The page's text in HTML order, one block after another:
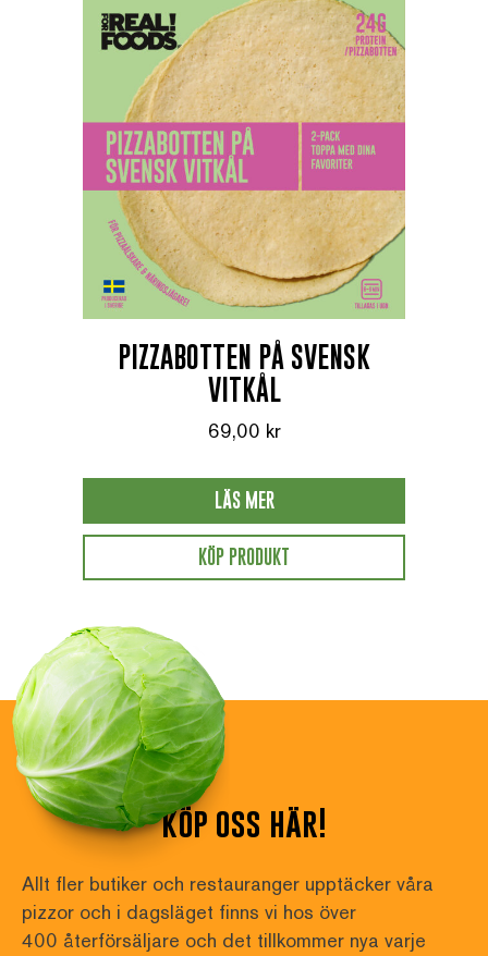
PIZZABOTTEN PÅ SVENSK
VITKÅL
69,00 kr
LÄS MER
KÖP PRODUKT
köp oss här!
Allt fler butiker och restauranger upptäcker våra
pizzor och i dagsläget finns vi hos över
400 återförsäljare och det tillkommer nya varje